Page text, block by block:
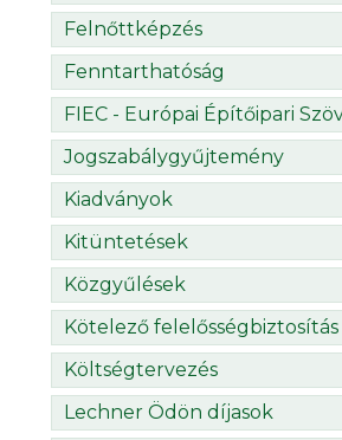
Felnőttképzés
Fenntarthatóság
FIEC - Európai Építőipari
Jogszabálygyűjtemény
Kiadványok
Kitüntetések
Közgyűlések
Kötelező felelősségbiztosítás
Költségtervezés
Lechner Ödön díjasok